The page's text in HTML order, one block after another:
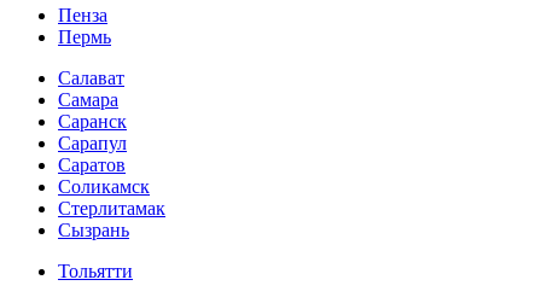
Пенза
Пермь
Салават
Самара
Саранск
Сарапул
Саратов
Соликамск
Стерлитамак
Сызрань
Тольятти